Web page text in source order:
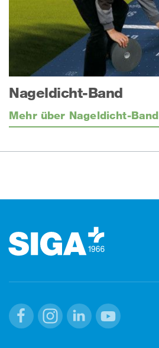
Nageldicht-Band
Mehr über Nageldicht-Band